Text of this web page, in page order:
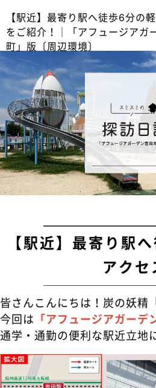
【駅近】最寄り駅へ徒歩6分の
をご紹介！｜「アフュージアガ
町」版〔周辺環境〕
【駅近】最寄り駅
アクセ
皆さんこんにちは！炭の妖精
今回は 「アフュージアガーデ
通学・通勤の便利な駅近立地